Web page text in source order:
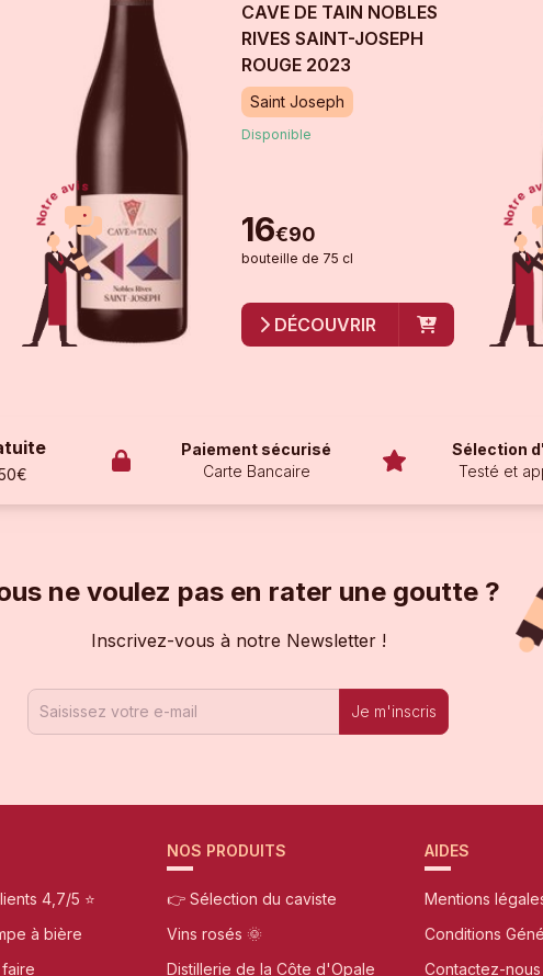
CAVE DE TAIN NOBLES
RIVES SAINT-JOSEPH
ROUGE 2023
Saint Joseph
Disponible
16€90
bouteille de 75 cl
DÉCOUVRIR
Paiement sécurisé
Carte Bancaire
Sélection
Testé et
ne voulez pas en rater une goutte ?
Inscrivez-vous à notre Newsletter !
Je m'inscris
4,7/5 ⭐
à bière
NOS PRODUITS
👉 Sélection du caviste
Vins rosés 🌞
Distillerie de la Côte d'Opale
AIDES
Mentions
Conditions
Contactez-nous